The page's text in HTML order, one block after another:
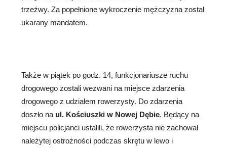
trzeźwy. Za popełnione wykroczenie mężczyzna został
ukarany mandatem.
Także w piątek po godz. 14, funkcjonariusze ruchu
drogowego zostali wezwani na miejsce zdarzenia
drogowego z udziałem rowerzysty. Do zdarzenia
doszło na ul. Kościuszki w Nowej Dębie. Będący na
miejscu policjanci ustalili, że rowerzysta nie zachował
należytej ostrożności podczas skrętu w lewo i